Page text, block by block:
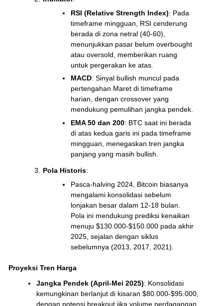
RSI (Relative Strength Index): Pada
timeframe mingguan, RSI cenderung
berada di zona netral (40-60),
menunjukkan pasar belum overbought
atau oversold, memberikan ruang
untuk pergerakan ke atas.
MACD: Sinyal bullish muncul pada
pertengahan Maret di timeframe
harian, dengan crossover yang
mendukung pemulihan jangka pendek.
EMA 50 dan 200: BTC saat ini berada
di atas kedua garis ini pada timeframe
mingguan, menegaskan tren jangka
panjang yang masih bullish.
Pola Historis:
Pasca-halving 2024, Bitcoin biasanya
mengalami konsolidasi sebelum
lonjakan besar dalam 12-18 bulan.
Pola ini mendukung prediksi kenaikan
menuju $130.000-$150.000 pada akhir
2025, sejalan dengan siklus
sebelumnya (2013, 2017, 2021).
Proyeksi Tren Harga
Jangka Pendek (April-Mei 2025): Konsolidasi
kemungkinan berlanjut di kisaran $80.000-$95.000,
dengan potensi breakout jika volume perdagangan